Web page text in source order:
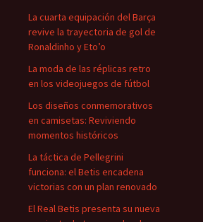
La cuarta equipación del Barça
revive la trayectoria de gol de
Ronaldinho y Eto’o
La moda de las réplicas retro
en los videojuegos de fútbol
Los diseños conmemorativos
en camisetas: Reviviendo
momentos históricos
La táctica de Pellegrini
funciona: el Betis encadena
victorias con un plan renovado
El Real Betis presenta su nueva